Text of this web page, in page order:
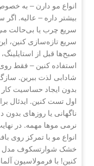
انواع مو دارن – به
بیشتر داره – عالیه.
سریع چرب یا بی‌حالت
سریع تازه‌سازی کنین،
صبح‌ها قبل از
استفاده کنین – فقط
شادابی لذت ببرین.
بدون ایجاد حساسیت
اول تست کنین. ایدئال
ناگهانی یا روزهای
نرمی موها مهمه. در
انواع مو با تمرکز روی
کنین! با فرمولاسیون